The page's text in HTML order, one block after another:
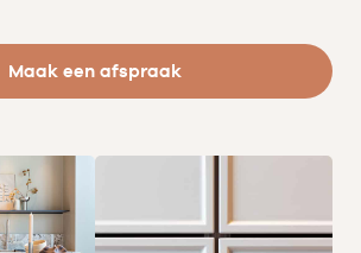
Maak een afspraak